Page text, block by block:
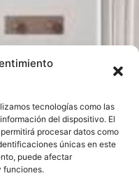
tecnologías como las
del dispositivo. El
procesar datos como
únicas en este
puede afectar
funciones.